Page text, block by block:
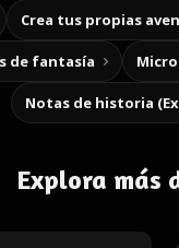
de fantasía
Explora más